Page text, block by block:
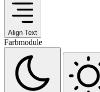
Align Text
Farbmodule